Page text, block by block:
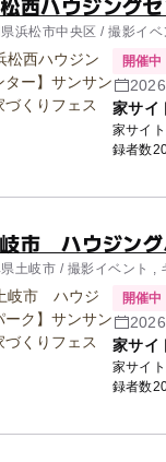
浜松市中央区 / 撮影イ
開催中
家サイ
家サイト
録者数
岐市 ハウジン
土岐市 / 撮影イベント ,
開催中
家サイ
家サイト
録者数